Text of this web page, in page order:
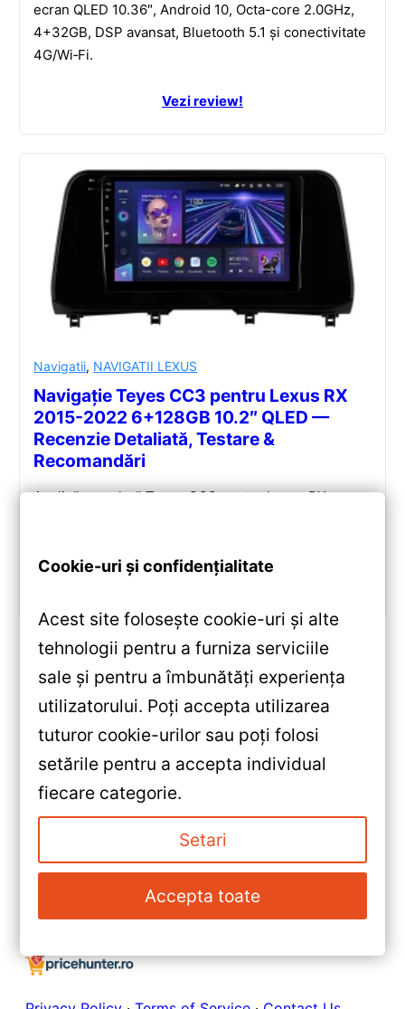
ecran QLED 10.36″, Android 10, Octa-core 2.0GHz,
4+32GB, DSP avansat, Bluetooth 5.1 și conectivitate
4G/Wi‑Fi.
Vezi review!
Navigatii, NAVIGATII LEXUS
Navigație Teyes CC3 pentru Lexus RX
2015-2022 6+128GB 10.2″ QLED —
Recenzie Detaliată, Testare &
Recomandări
Analiză completă Teyes CC3 pentru Lexus RX:
«Navigație Teyes CC3 360°
pentru Kia Cerato 3 (2012-
2017) 9″ QLED 6+128GB —
Recenzie Detaliată, Testare &
Recomandări
Navigație Auto TPRO 2 Renault
Koleos 2016-2020 3+32GB 9.7″
QLED — Teyes — Recenzie
Detaliată, Testare &
Recomandări
Cookie-uri și confidențialitate
Acest site folosește cookie-uri și alte
tehnologii pentru a furniza serviciile
sale și pentru a îmbunătăți experiența
utilizatorului. Poți accepta utilizarea
tuturor cookie-urilor sau poți folosi
setările pentru a accepta individual
fiecare categorie.
Setari
Accepta toate